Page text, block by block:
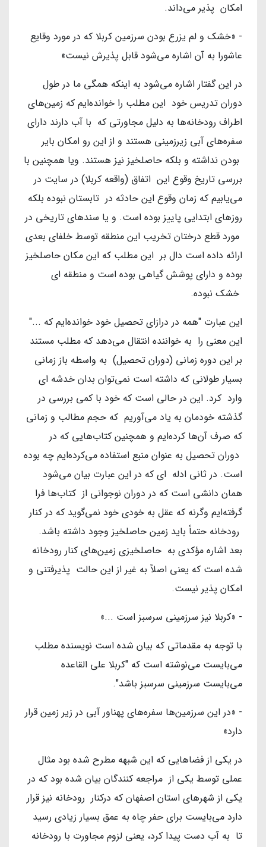
امکان پذیر می‌داند.
- «خشک و لم یزرع بودن سرزمین کربلا که در مورد وقایع
عاشورا به آن اشاره می‌شود قابل پذیرش نیست»
در این گفتار اشاره می‌شود به اینکه همگی ما در طول
دوران تدریس خود این مطلب را خوانده‌ایم که زمین‌های
اطراف رودخانه‌ها به دلیل مجاورتی که با آب دارند دارای
سفره‌های آبی زیرزمینی هستند و از این رو امکان بایر
بودن نداشته و بلکه حاصلخیز نیز هستند. ویا همچنین با
بررسی تاریخ وقوع این اتفاق (واقعه کربلا) در سایت در
می‌یابیم که زمان وقوع این حادثه در تابستان نبوده بلکه
روزهای ابتدایی پاییز بوده است. و یا سندهای تاریخی در
مورد قطع درختان تخریب این منطقه توسط خلفای بعدی
ارائه داده است دال بر این مطلب که این مکان حاصلخیز
بوده و دارای پوشش گیاهی بوده است و منطقه ای
خشک نبوده.
این عبارت "همه در درازای تحصیل خود خوانده‌ایم که ..."
این معنی را به خواننده انتقال می‌دهد که مطلب مستند
بر این دوره زمانی (دوران تحصیل) به واسطه باز زمانی
بسیار طولانی که داشته است نمی‌توان بدان خدشه ای
وارد کرد. این در حالی است که خود با کمی بررسی در
گذشته خودمان به یاد می‌آوریم که حجم مطالب و زمانی
که صرف آن‌ها کرده‌ایم و همچنین کتاب‌هایی که در
دوران تحصیل به عنوان منبع استفاده می‌کرده‌ایم چه بوده
است. در ثانی ادله ای که در این عبارت بیان می‌شود
همان دانشی است که در دوران نوجوانی از کتاب‌ها فرا
گرفته‌ایم وگرنه که عقل به خودی خود نمی‌گوید که در کنار
رودخانه حتماً باید زمین حاصلخیز وجود داشته باشد.
بعد اشاره مؤکدی به حاصلخیزی زمین‌های کنار رودخانه
شده است که یعنی اصلاً به غیر از این حالت پذیرفتنی و
امکان پذیر نیست.
- «کربلا نیز سرزمینی سرسبز است ...»
با توجه به مقدماتی که بیان شده است نویسنده مطلب
می‌بایست می‌نوشته است که "کربلا علی القاعده
می‌بایست سرزمینی سرسبز باشد".
- «در این سرزمین‌ها سفره‌های پهناور آبی در زیر زمین قرار
دارد»
در یکی از فضاهایی که این شبهه مطرح شده بود مثال
عملی توسط یکی از مراجعه کنندگان بیان شده بود که در
یکی از شهرهای استان اصفهان که درکنار رودخانه نیز قرار
دارد می‌بایست برای حفر چاه به عمق بسیار زیادی رسید
تا به آب دست پیدا کرد، یعنی لزوم مجاورت با رودخانه